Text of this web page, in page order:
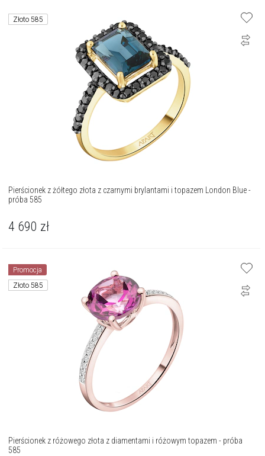
Złoto 585
Pierścionek z żółtego złota z czarnymi brylantami i topazem London Blue -
próba 585
4 690 zł
Promocja
Złoto 585
Pierścionek z różowego złota z diamentami i różowym topazem - próba
585